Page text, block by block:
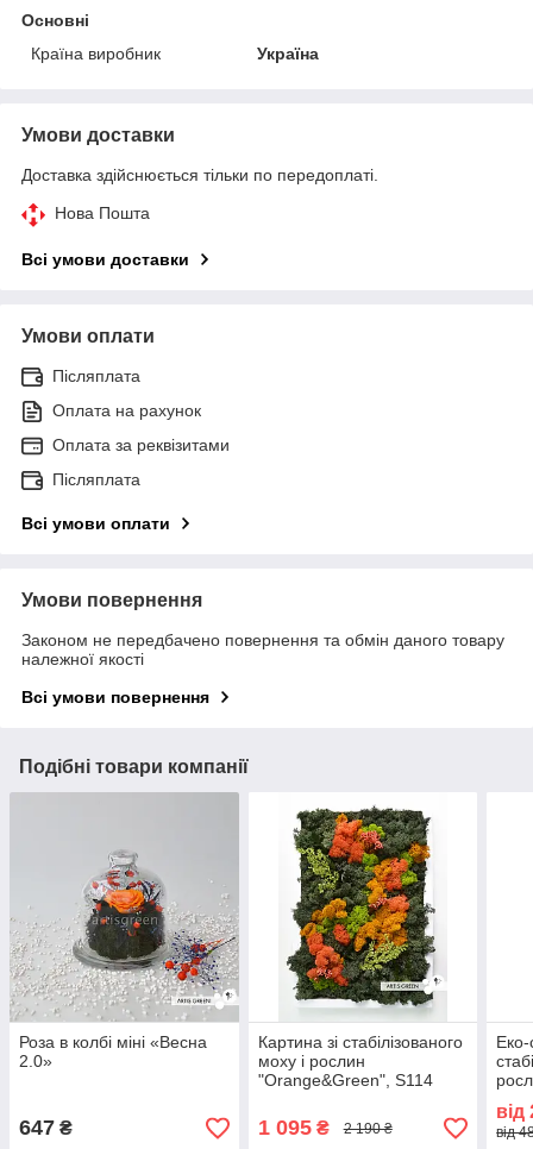
Основні
Країна виробник
Україна
Умови доставки
Доставка здійснюється тільки по передоплаті.
Нова Пошта
Всі умови доставки
Умови оплати
Післяплата
Оплата на рахунок
Оплата за реквізитами
Післяплата
Всі умови оплати
Умови повернення
Законом не передбачено повернення та обмін даного товару
належної якості
Всі умови повернення
Подібні товари компанії
Роза в колбі міні «Весна
2.0»
647 ₴
Картина зі стабілізованого
моху і рослин
"Orange&Green", S114
1 095₴ 2 190 ₴
Еко-
від
від